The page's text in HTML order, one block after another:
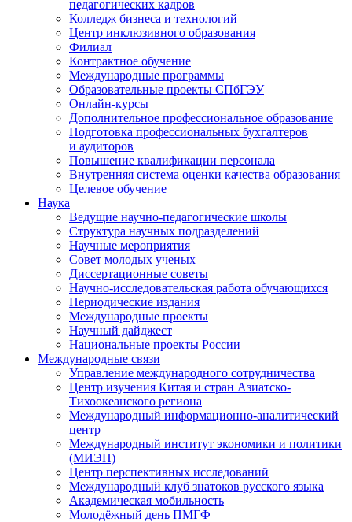
педагогических кадров
Колледж бизнеса и технологий
Центр инклюзивного образования
Филиал
Контрактное обучение
Международные программы
Образовательные проекты СПбГЭУ
Онлайн-курсы
Дополнительное профессиональное образование
Подготовка профессиональных бухгалтеров
и аудиторов
Повышение квалификации персонала
Внутренняя система оценки качества образования
Целевое обучение
Наука
Ведущие научно-педагогические школы
Структура научных подразделений
Научные мероприятия
Совет молодых ученых
Диссертационные советы
Научно-исследовательская работа обучающихся
Периодические издания
Международные проекты
Научный дайджест
Национальные проекты России
Международные связи
Управление международного сотрудничества
Центр изучения Китая и стран Азиатско-
Тихоокеанского региона
Международный информационно-аналитический
центр
Международный институт экономики и политики
(МИЭП)
Центр перспективных исследований
Международный клуб знатоков русского языка
Академическая мобильность
Молодёжный день ПМГФ